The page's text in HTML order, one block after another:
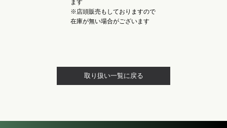
ます
※店頭販売もしておりますので
在庫が無い場合がございます
取り扱い一覧に戻る